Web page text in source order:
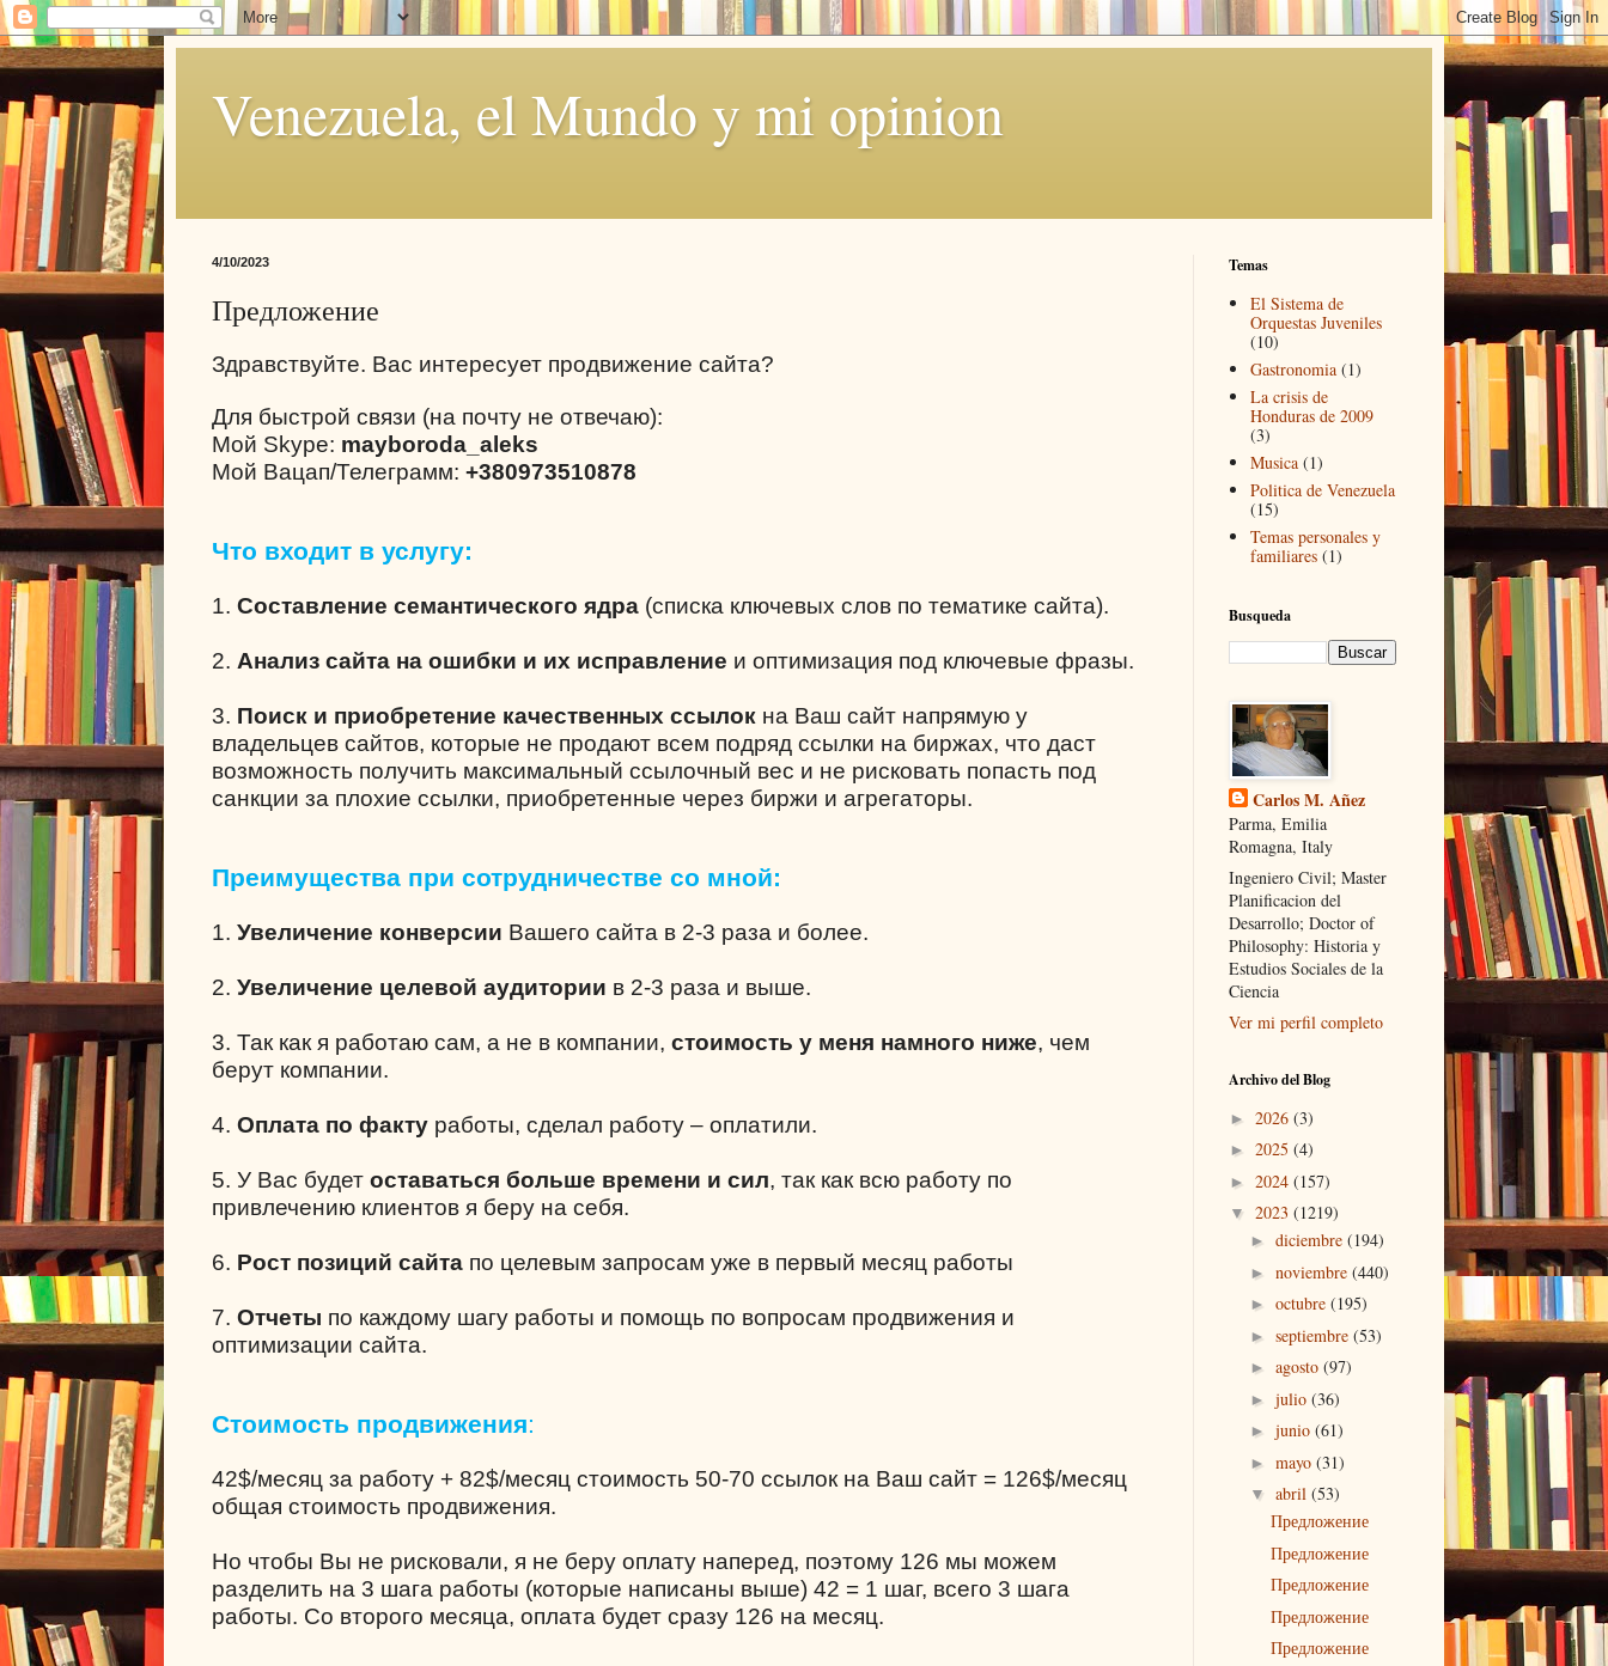
Venezuela, el Mundo y mi opinion
4/10/2023
Предложение
Здравствуйте. Вас интересует продвижение сайта?
Для быстрой связи (на почту не отвечаю):
Мой Skype: mayboroda_aleks
Мой Вацап/Телеграмм: +380973510878
Что входит в услугу:
1. Составление семантического ядра (списка ключевых слов по тематике сайта).
2. Анализ сайта на ошибки и их исправление и оптимизация под ключевые фразы.
3. Поиск и приобретение качественных ссылок на Ваш сайт напрямую у
владельцев сайтов, которые не продают всем подряд ссылки на биржах, что даст
возможность получить максимальный ссылочный вес и не рисковать попасть под
санкции за плохие ссылки, приобретенные через биржи и агрегаторы.
Преимущества при сотрудничестве со мной:
1. Увеличение конверсии Вашего сайта в 2-3 раза и более.
2. Увеличение целевой аудитории в 2-3 раза и выше.
3. Так как я работаю сам, а не в компании, стоимость у меня намного ниже, чем
берут компании.
4. Оплата по факту работы, сделал работу – оплатили.
5. У Вас будет оставаться больше времени и сил, так как всю работу по
привлечению клиентов я беру на себя.
6. Рост позиций сайта по целевым запросам уже в первый месяц работы
7. Отчеты по каждому шагу работы и помощь по вопросам продвижения и
оптимизации сайта.
Стоимость продвижения:
42$/месяц за работу + 82$/месяц стоимость 50-70 ссылок на Ваш сайт = 126$/месяц
общая стоимость продвижения.
Но чтобы Вы не рисковали, я не беру оплату наперед, поэтому 126 мы можем
разделить на 3 шага работы (которые написаны выше) 42 = 1 шаг, всего 3 шага
работы. Со второго месяца, оплата будет сразу 126 на месяц.
Temas
El Sistema de
Orquestas Juveniles
(10)
Gastronomia (1)
La crisis de
Honduras de 2009
(3)
Musica (1)
Politica de Venezuela
(15)
Temas personales y
familiares (1)
Busqueda
Carlos M. Añez
Parma, Emilia
Romagna, Italy
Ingeniero Civil; Master
Planificacion del
Desarrollo; Doctor of
Philosophy: Historia y
Estudios Sociales de la
Ciencia
Ver mi perfil completo
Archivo del Blog
► 2026 (3)
► 2025 (4)
► 2024 (157)
▼ 2023 (1219)
► diciembre (194)
► noviembre (440)
► octubre (195)
► septiembre (53)
► agosto (97)
► julio (36)
► junio (61)
► mayo (31)
▼ abril (53)
Предложение
Предложение
Предложение
Предложение
Предложение